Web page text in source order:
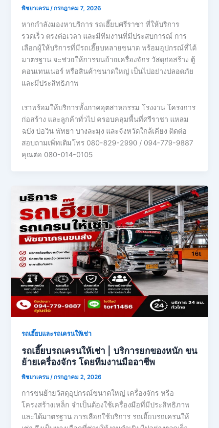
พิชยาเครน/กรกฎาคม 7, 2026
หากกำลังมองหาบริการ รถเฮี๊ยบศรีราชา ที่ให้บริการ
รวดเร็ว ตรงต่อเวลา และมีทีมงานที่มีประสบการณ์ การ
เลือกผู้ให้บริการที่มีรถเฮี๊ยบหลายขนาด พร้อมอุปกรณ์ที่ได้
มาตรฐาน จะช่วยให้การขนย้ายเครื่องจักร วัสดุก่อสร้าง ตู้
คอนเทนเนอร์ หรือสินค้าขนาดใหญ่ เป็นไปอย่างปลอดภัย
และมีประสิทธิภาพ
เราพร้อมให้บริการทั้งภาคอุตสาหกรรม โรงงาน โครงการ
ก่อสร้าง และลูกค้าทั่วไป ครอบคลุมพื้นที่ศรีราชา แหลม
ฉบัง บ่อวิน พัทยา บางละมุง และจังหวัดใกล้เคียง ติดต่อ
สอบถามเพิ่ทเติมโทร 080-829-2990 / 094-779-9887
คุณต่อ 080-014-0105
รถเฮี๊ยบและรถเครนให้เช่า
รถเฮี๊ยบรถเครนให้เช่า | บริการยกของหนัก ขน
ย้ายเครื่องจักร โดยทีมงานมืออาชีพ
พิชยาเครน/กรกฎาคม 2, 2026
การขนย้ายวัสดุอุปกรณ์ขนาดใหญ่ เครื่องจักร หรือ
โครงสร้างเหล็ก จำเป็นต้องใช้เครื่องมือที่มีประสิทธิภาพ
และได้มาตรฐาน การเลือกใช้บริการ รถเฮี๊ยบรถเครนให้